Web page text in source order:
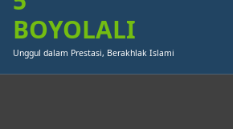
Unggul dalam Prestasi, Berakhlak Islami